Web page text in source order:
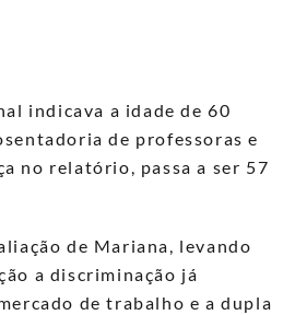
indicava a idade de 60
de professoras e
no relatório, passa a ser 57
de Mariana, levando
a discriminação já
de trabalho e a dupla